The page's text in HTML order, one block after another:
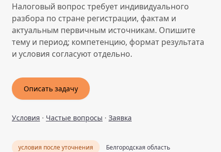
Налоговый вопрос требует индивидуального
разбора по стране регистрации, фактам и
актуальным первичным источникам. Опишите
тему и период; компетенцию, формат результата
и условия согласуют отдельно.
Описать задачу
Условия · Частые вопросы · Заявка
условия после уточнения
Белгородская область